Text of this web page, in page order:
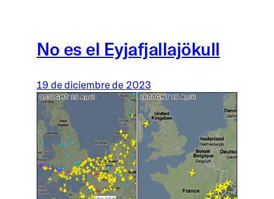
No es el Eyjafjallajökull
19 de diciembre de 2023